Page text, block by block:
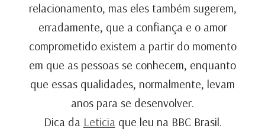
relacionamento, mas eles também sugerem,
erradamente, que a confiança e o amor
comprometido existem a partir do momento
em que as pessoas se conhecem, enquanto
que essas qualidades, normalmente, levam
anos para se desenvolver.
Dica da Leticiaque leu na BBC Brasil.